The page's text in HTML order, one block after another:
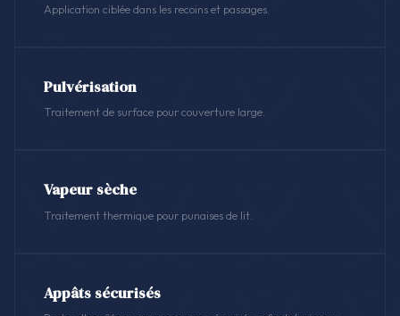
Application ciblée dans les recoins et passages.
Pulvérisation
Traitement de surface pour couverture large.
Vapeur sèche
Traitement thermique pour punaises de lit.
Appâts sécurisés